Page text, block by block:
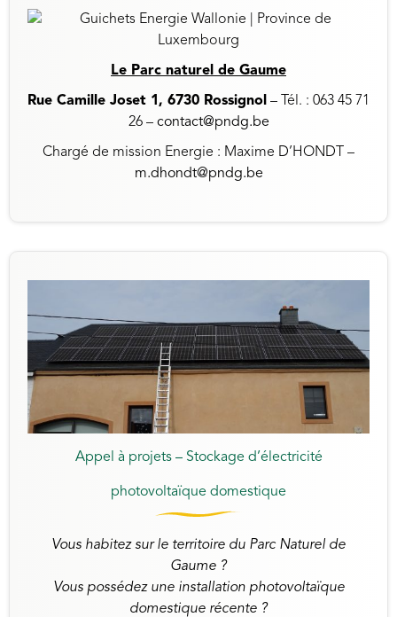
Le Parc naturel de Gaume
Rue Camille Joset 1, 6730 Rossignol – Tél. : 063 45 71
26 – contact@pndg.be
Chargé de mission Energie : Maxime D’HONDT –
m.dhondt@pndg.be
Appel à projets – Stockage d’électricité
photovoltaïque domestique
Vous habitez sur le territoire du Parc Naturel de
Gaume ?
Vous possédez une installation photovoltaïque
domestique récente ?